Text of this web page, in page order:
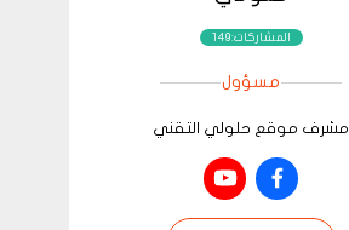
المشاركات:149
مسؤول
مشرف موقع حلولي التقني